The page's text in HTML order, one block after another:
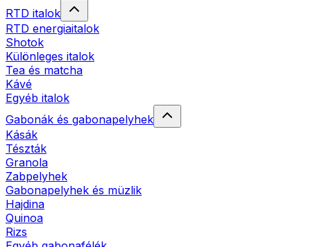
RTD italok
RTD energiaitalok
Shotok
Különleges italok
Tea és matcha
Kávé
Egyéb italok
Gabonák és gabonapelyhek
Kásák
Tészták
Granola
Zabpelyhek
Gabonapelyhek és müzlik
Hajdina
Quinoa
Rizs